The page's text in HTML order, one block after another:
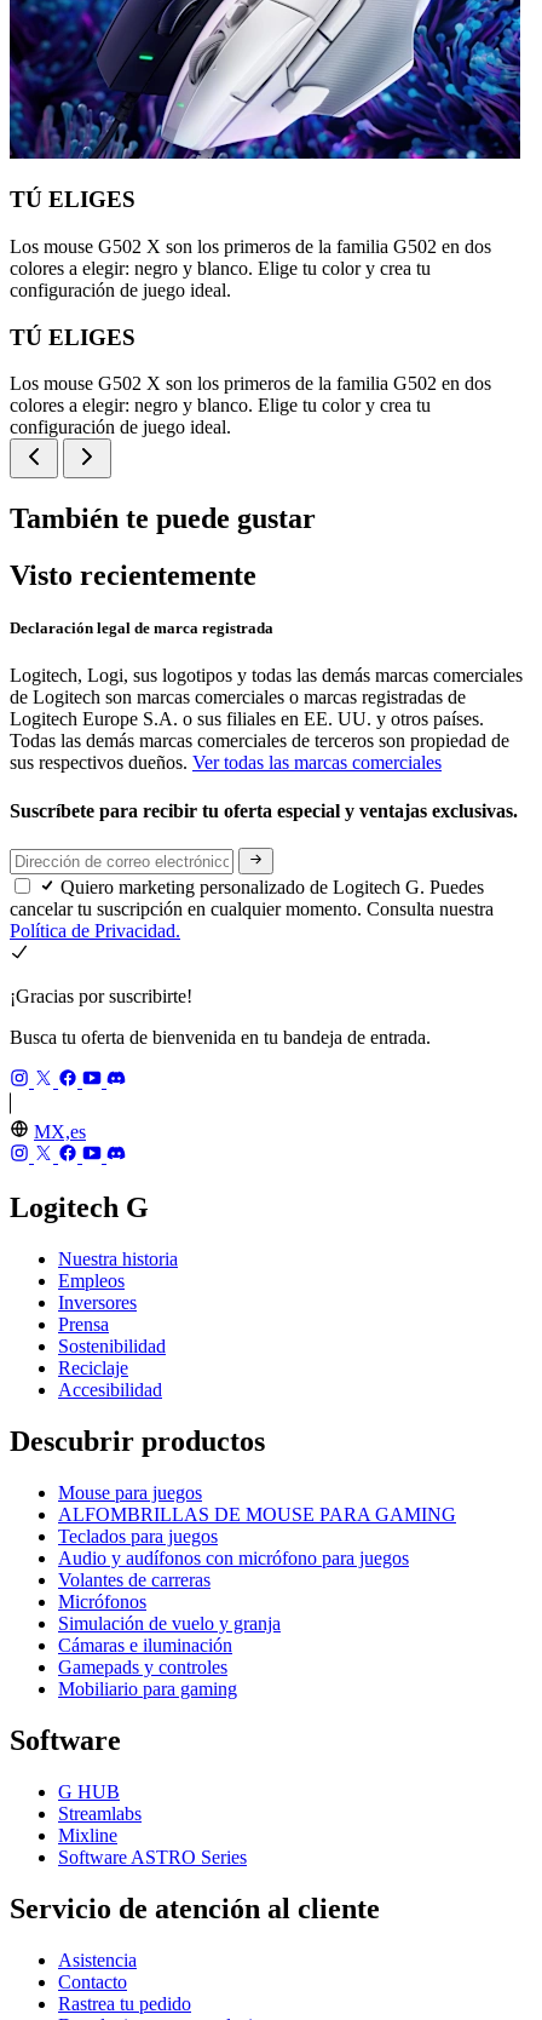
TÚ ELIGES
Los mouse G502 X son los primeros de la familia G502 en dos
colores a elegir: negro y blanco. Elige tu color y crea tu
configuración de juego ideal.
TÚ ELIGES
Los mouse G502 X son los primeros de la familia G502 en dos
colores a elegir: negro y blanco. Elige tu color y crea tu
configuración de juego ideal.
También te puede gustar
Visto recientemente
Declaración legal de marca registrada
Logitech, Logi, sus logotipos y todas las demás marcas comerciales
de Logitech son marcas comerciales o marcas registradas de
Logitech Europe S.A. o sus filiales en EE. UU. y otros países.
Todas las demás marcas comerciales de terceros son propiedad de
sus respectivos dueños. Ver todas las marcas comerciales
Suscríbete para recibir tu oferta especial y ventajas exclusivas.
Quiero marketing personalizado de Logitech G. Puedes
cancelar tu suscripción en cualquier momento. Consulta nuestra
Política de Privacidad.
¡Gracias por suscribirte!
Busca tu oferta de bienvenida en tu bandeja de entrada.
MX,es
Logitech G
Nuestra historia
Empleos
Inversores
Prensa
Sostenibilidad
Reciclaje
Accesibilidad
Descubrir productos
Mouse para juegos
ALFOMBRILLAS DE MOUSE PARA GAMING
Teclados para juegos
Audio y audífonos con micrófono para juegos
Volantes de carreras
Micrófonos
Simulación de vuelo y granja
Cámaras e iluminación
Gamepads y controles
Mobiliario para gaming
Software
G HUB
Streamlabs
Mixline
Software ASTRO Series
Servicio de atención al cliente
Asistencia
Contacto
Rastrea tu pedido